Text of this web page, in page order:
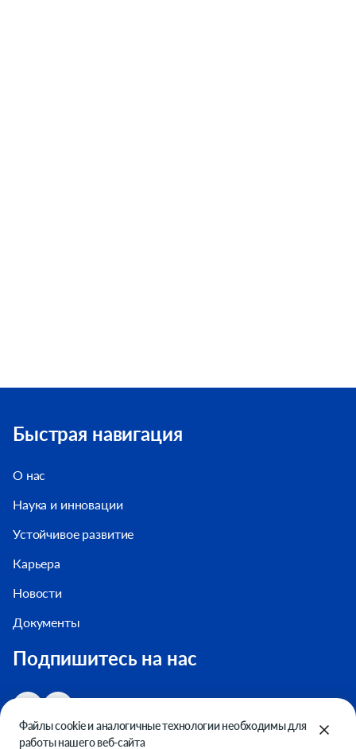
Быстрая навигация
О нас
Наука и инновации
Устойчивое развитие
Карьера
Новости
Документы
Подпишитесь на нас
Файлы cookie и аналогичные технологии необходимы для
работы нашего веб-сайта